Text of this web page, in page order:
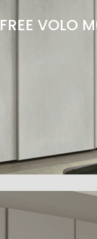
FREE VOLO